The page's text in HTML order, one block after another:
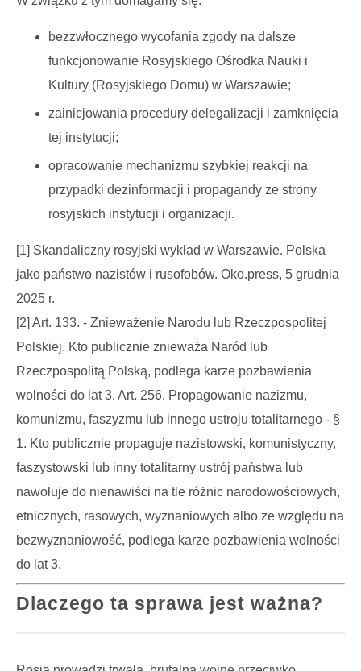
bezzwłocznego wycofania zgody na dalsze
funkcjonowanie Rosyjskiego Ośrodka Nauki i
Kultury (Rosyjskiego Domu) w Warszawie;
zainicjowania procedury delegalizacji i zamknięcia
tej instytucji;
opracowanie mechanizmu szybkiej reakcji na
przypadki dezinformacji i propagandy ze strony
rosyjskich instytucji i organizacji.
[1] Skandaliczny rosyjski wykład w Warszawie. Polska
jako państwo nazistów i rusofobów. Oko.press, 5 grudnia
2025 r.
[2] Art. 133. - Znieważenie Narodu lub Rzeczpospolitej
Polskiej. Kto publicznie znieważa Naród lub
Rzeczpospolitą Polską, podlega karze pozbawienia
wolności do lat 3. Art. 256. Propagowanie nazizmu,
komunizmu, faszyzmu lub innego ustroju totalitarnego - §
1. Kto publicznie propaguje nazistowski, komunistyczny,
faszystowski lub inny totalitarny ustrój państwa lub
nawołuje do nienawiści na tle różnic narodowościowych,
etnicznych, rasowych, wyznaniowych albo ze względu na
bezwyznaniowość, podlega karze pozbawienia wolności
do lat 3.
Dlaczego ta sprawa jest ważna?